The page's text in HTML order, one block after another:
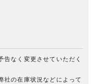
なく変更させていただく
の在庫状況などによって